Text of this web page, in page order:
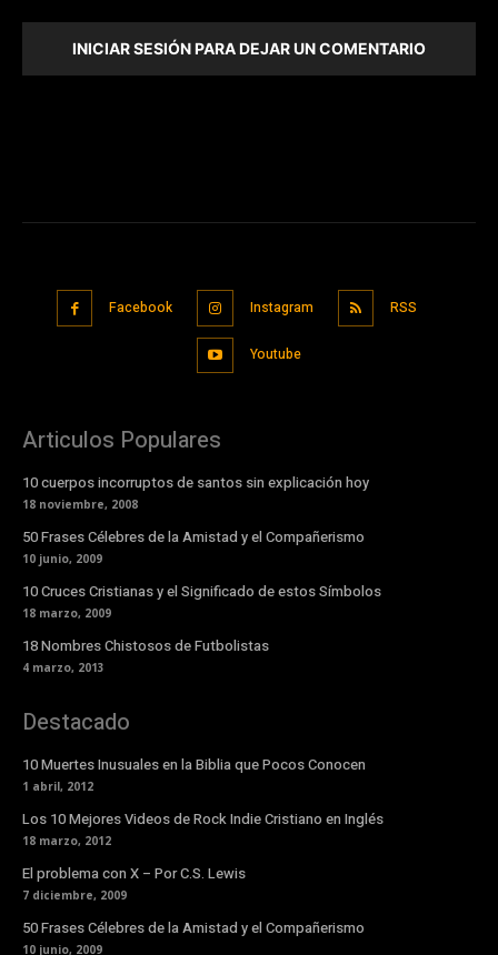
INICIAR SESIÓN PARA DEJAR UN COMENTARIO
Facebook Instagram RSS
Youtube
Articulos Populares
10 cuerpos incorruptos de santos sin explicación hoy
18 noviembre, 2008
50 Frases Célebres de la Amistad y el Compañerismo
10 junio, 2009
10 Cruces Cristianas y el Significado de estos Símbolos
18 marzo, 2009
18 Nombres Chistosos de Futbolistas
4 marzo, 2013
Destacado
10 Muertes Inusuales en la Biblia que Pocos Conocen
1 abril, 2012
Los 10 Mejores Videos de Rock Indie Cristiano en Inglés
18 marzo, 2012
El problema con X – Por C.S. Lewis
7 diciembre, 2009
50 Frases Célebres de la Amistad y el Compañerismo
10 junio, 2009